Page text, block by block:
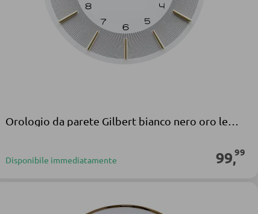
Disponibile immediatamente 99,99